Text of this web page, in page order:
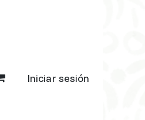
Iniciar sesión